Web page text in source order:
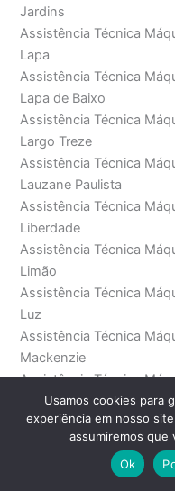
Jardins
Assistência Técnica
Lapa
Assistência Técnica
Lapa de Baixo
Assistência Técnica
Largo Treze
Assistência Técnica
Lauzane Paulista
Assistência Técnica
Liberdade
Assistência Técnica
Limão
Assistência Técnica
Luz
Assistência Técnica
Mackenzie
Assistência Técnica
Mandaqui
Assistência Técnica
Marechal Deodoro
Assistência Técnica
Usamos cookies para
experiência em nosso
assumiremos que
Ok